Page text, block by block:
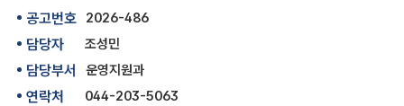
공고번호 2026-486
담당자 조성민
담당부서 운영지원과
연락처 044-203-5063